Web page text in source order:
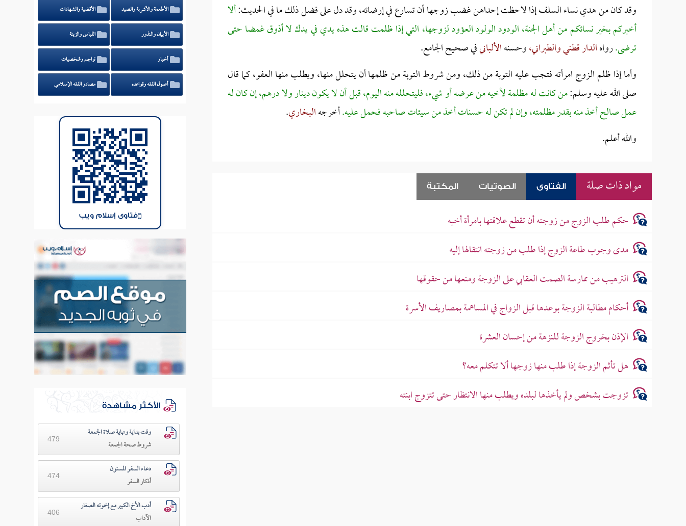
وقد كان من هدي نساء السلف إذا لاحظت إحداهن غضب زوجها أن تسارع في إرضائه، وقد دل على فضل ذلك ما في الحديث:ألا
أخبركم بخير نسائكم من أهل الجنة، الودود الولود العؤود لزوجها، التي إذا ظلمت قالت هذه يدي في يدك لا أذوق غمضا حتى
ترضى.رواهالدار قطني والطبراني،وحسنهالألبانيفي صحيح الجامع.
وأما إذا ظلم الزوج امرأته فتجب عليه التوبة من ذلك، ومن شروط التوبة من ظلمها أن يتحلل منها، ويطلب منها العفو، كما قال
صلى الله عليه وسلم:من كانت له مظلمة لأخيه من عرضه أو شيء، فليتحلله منه اليوم، قبل أن لا يكون دينار ولا درهم، إن كان له
عمل صالح أخذ منه بقدر مظلمته، وإن لم تكن له حسنات أخذ من سيئات صاحبه فحمل عليه.أخرجهالبخاري.
والله أعلم.
مواد ذات صلة الفتاوى الصوتيات المكتبة
حكم طلب الزوج من زوجته أن تقطع علاقتها بامرأة أخيه
مدى وجوب طاعة الزوج إذا طلب من زوجته انتقالها إليه
الترهيب من ممارسة الصمت العقابي على الزوجة ومنعها من حقوقها
أحكام مطالبة الزوجة بوعدها قبل الزواج في المساهمة بمصاريف الأسرة
الإذن بخروج الزوجة للنزهة من إحسان العشرة
هل تأثم الزوجة إذا طلب منها زوجها ألا تتكلم معه؟
تزوجت بشخص ولم يأخذها لبلده ويطلب منها الانتظار حتى تتزوج ابنته
الأطعمة والأشربة والصيد الأقضية والشهادات
الأيمان والنذور اللباس والزينة
أخبار تراجم وشخصيات
أصول الفقه وقواعده مصادر الفقه الإسلامي
فتاوى إسلام ويب
الأكثر مشاهدة
وقت بداية ونهاية صلاة الجمعة
شروط صحة الجمعة
479
دعـاء السفـر المسنون
أذكار السفر
474
أدب الأخ الكبير مع إخوته الصغار
الآداب
406